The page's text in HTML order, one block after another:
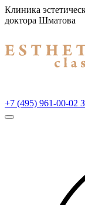
Клиника
доктора Шматова
+7 (495) 961-00-02